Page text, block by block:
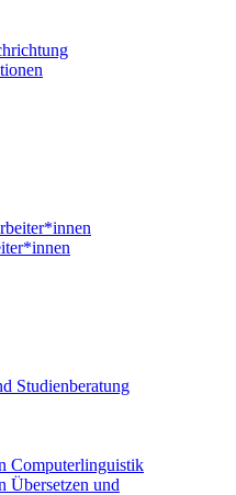
Studienberatung
Computerlinguistik
Übersetzen und